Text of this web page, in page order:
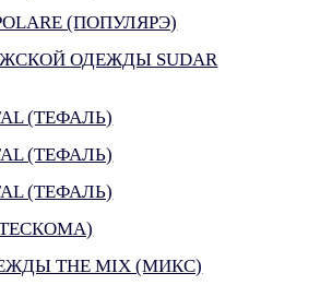
(ПОПУЛЯРЭ)
ОДЕЖДЫ SUDAR
(ТЕФАЛЬ)
(ТЕФАЛЬ)
(ТЕФАЛЬ)
THE MIX (МИКС)